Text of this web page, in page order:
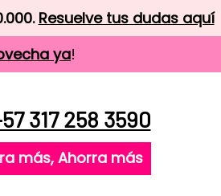
Resuelve tus dudas aquí
ya!
317 258 3590
más, Ahorra más